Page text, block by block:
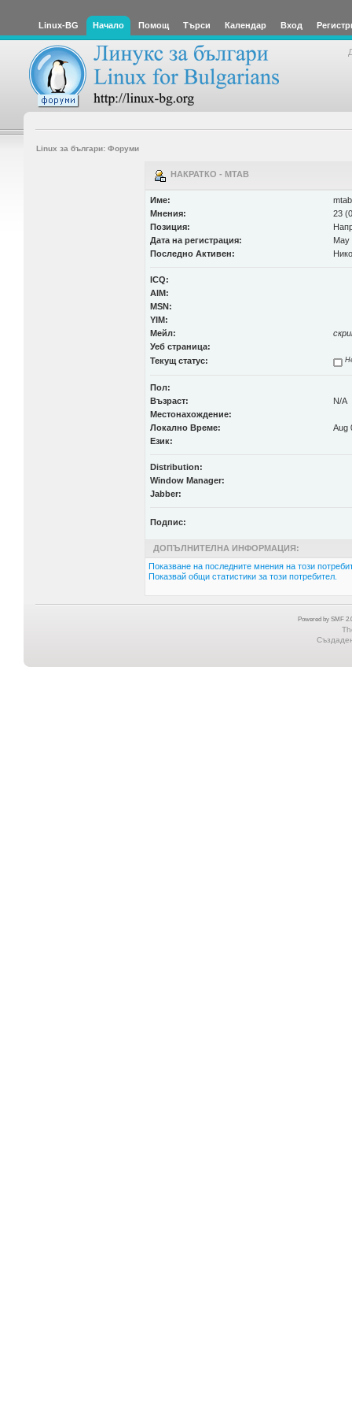
Linux-BG Начало Помощ Търси Календар Вход
Linux за българи: Форуми
НАКРАТКО - MTAB
Име:
mtab
Мнения:
23
Позиция:
Дата на регистрация:
May
Последно Активен:
ICQ:
AIM:
MSN:
YIM:
Мейл:
Уеб страница:
Текущ статус:
Пол:
Възраст:
N/A
Местонахождение:
Локално Време:
Aug
Език:
Distribution:
Window Manager:
Jabber:
Подпис:
ДОПЪЛНИТЕЛНА ИНФОРМАЦИЯ:
Показване на последните мнения на този
Показвай общи статистики за този потребител.
Powered by SMF